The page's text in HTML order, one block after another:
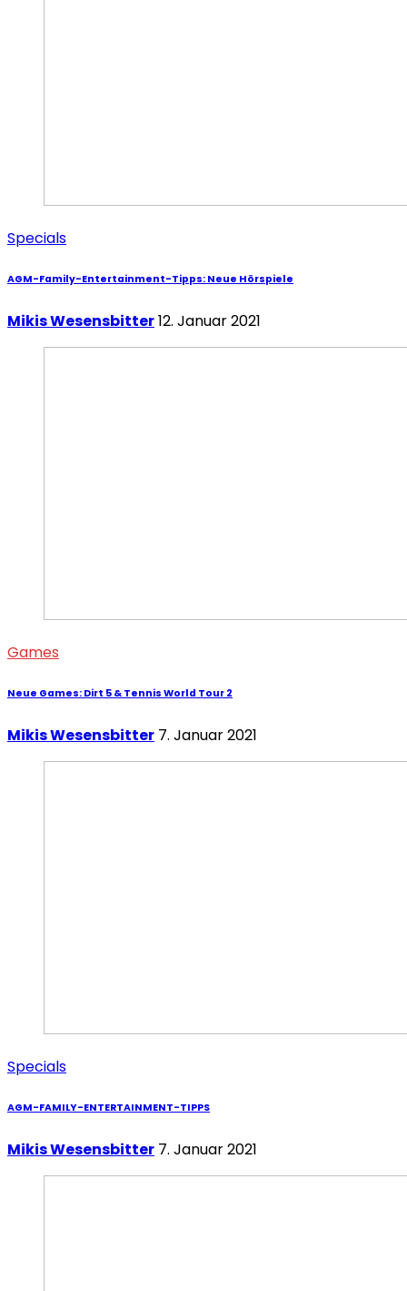
Specials
AGM-Family-Entertainment-Tipps: Neue Hörspiele
Mikis Wesensbitter12. Januar 2021
Games
Neue Games: Dirt 5 & Tennis World Tour 2
Mikis Wesensbitter 7. Januar 2021
Specials
AGM-FAMILY-ENTERTAINMENT-TIPPS
Mikis Wesensbitter 7. Januar 2021